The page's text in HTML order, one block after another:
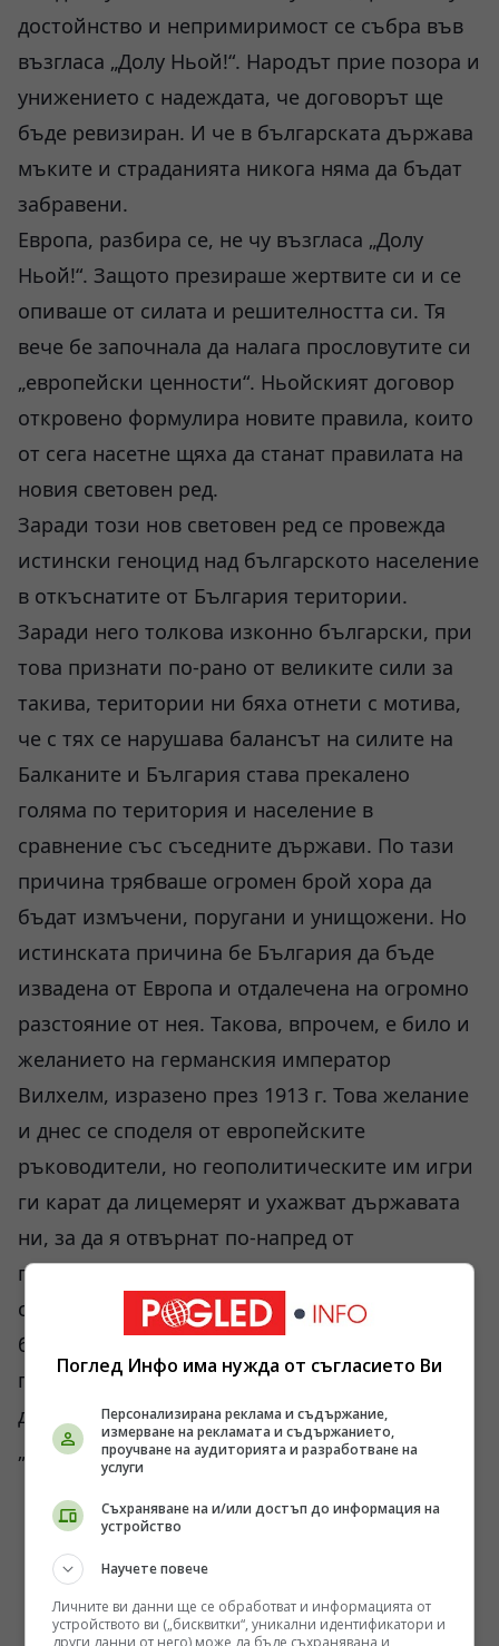
достойнство и непримиримост се събра във
възгласа „Долу Ньой!“. Народът прие позора и
унижението с надеждата, че договорът ще
бъде ревизиран. И че в българската държава
мъките и страданията никога няма да бъдат
забравени.
Европа, разбира се, не чу възгласа „Долу
Ньой!“. Защото презираше жертвите си и се
опиваше от силата и решителността си. Тя
вече бе започнала да налага прословутите си
„европейски ценности“. Ньойският договор
откровено формулира новите правила, които
от сега насетне щяха да станат правилата на
новия световен ред.
Заради този нов световен ред се провежда
истински геноцид над българското население
в откъснатите от България територии.
Заради него толкова изконно български, при
това признати по-рано от великите сили за
такива, територии ни бяха отнети с мотива,
че с тях се нарушава балансът на силите на
Балканите и България става прекалено
голяма по територия и население в
сравнение със съседните държави. По тази
причина трябваше огромен брой хора да
бъдат измъчени, поругани и унищожени. Но
истинската причина бе България да бъде
извадена от Европа и отдалечена на огромно
разстояние от нея. Такова, впрочем, е било и
желанието на германския император
Вилхелм, изразено през 1913 г. Това желание
и днес се споделя от европейските
ръководители, но геополитическите им игри
ги карат да лицемерят и ухажват държавата
ни, за да я отвърнат по-напред от
принадлежността й към православно-
славянския свят, та после да я захвърлят на
бунището си. Трябва да си много глупав и
политически сляп, циничен и неграмотен, за
да не виждаш коварните игри на
„европейската цивилизация“.
Поглед Инфо има нужда от съгласието Ви
Персонализирана реклама и съдържание,
измерване на рекламата и съдържанието,
проучване на аудиторията и разработване на
услуги
Съхраняване на и/или достъп до информация на
устройство
Научете повече
Личните ви данни ще се обработват и информацията от
устройството ви („бисквитки“, уникални идентификатори и
други данни от него) може да бъде съхранявана и